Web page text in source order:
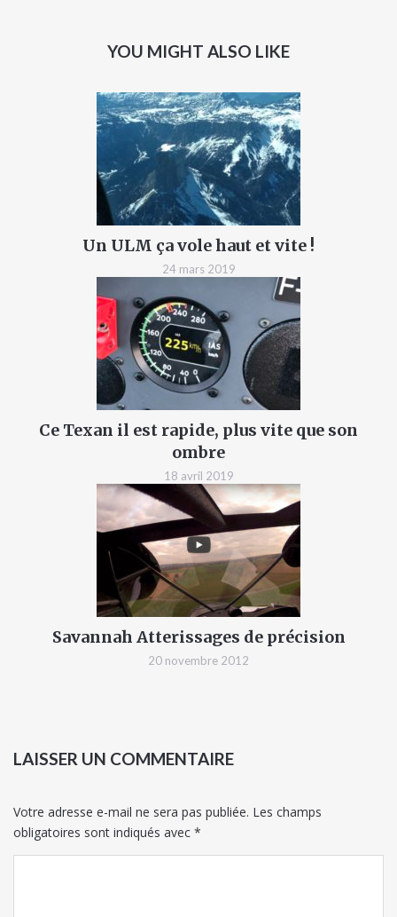
YOU MIGHT ALSO LIKE
Un ULM ça vole haut et vite !
24 mars 2019
Ce Texan il est rapide, plus vite que son
ombre
18 avril 2019
Savannah Atterissages de précision
20 novembre 2012
LAISSER UN COMMENTAIRE
Votre adresse e-mail ne sera pas publiée. Les champs
obligatoires sont indiqués avec *